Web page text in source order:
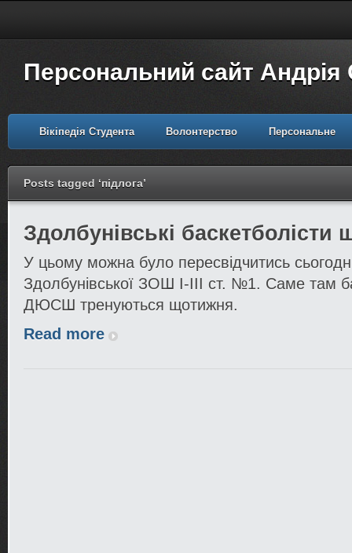
Персональний сайт Андрія
Вікіпедія Студента Волонтерство Персональне
Posts tagged ‘підлога’
Здолбунівські
У цьому можна було пересвідчитись
Здолбунівської ЗОШ І-ІІІ ст. №1. Саме там
ДЮСШ тренуються щотижня.
Read more